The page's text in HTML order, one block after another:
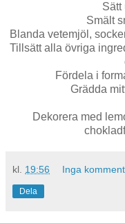
Sätt
Smält
Blanda vetemjöl,
Tillsätt alla övriga
Fördela i
Grädda
Dekorera med
kl. 19:56 Inga
Dela